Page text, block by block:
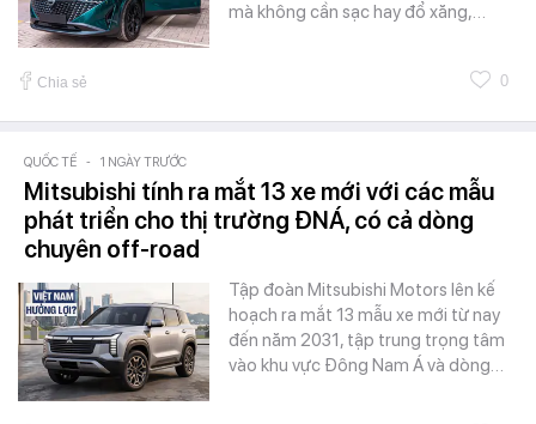
mà không cần sạc hay đổ xăng,…
Chia sẻ 0
QUỐC TẾ - 1 NGÀY TRƯỚC
Mitsubishi tính ra mắt 13 xe mới với các mẫu
phát triển cho thị trường ĐNÁ, có cả dòng
chuyên off-road
Tập đoàn Mitsubishi Motors lên kế
hoạch ra mắt 13 mẫu xe mới từ nay
đến năm 2031, tập trung trọng tâm
vào khu vực Đông Nam Á và dòng…